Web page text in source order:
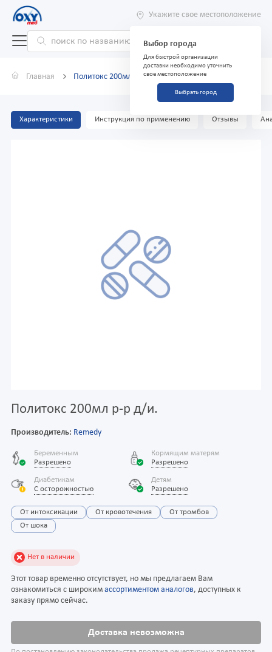
Укажите свое местоположение
Выбор города
Для быстрой организации
доставки необходимо уточнить
свое местоположение
Выбрать город
Главная Политокс 200мл р-р д/и.
Характеристики Инструкция по применению Отзывы
Политокс 200мл р-р д/и.
Производитель: Remedy
Беременным
Разрешено
Кормящим матерям
Разрешено
Диабетикам
С осторожностью
Детям
Разрешено
От интоксикации От кровотечения
От тромбов
От шока
Нет в наличии
Этот товар временно отсутствует, но мы предлагаем Вам
ознакомиться с широким ассортиментом аналогов, доступных к
заказу прямо сейчас.
Доставка невозможна